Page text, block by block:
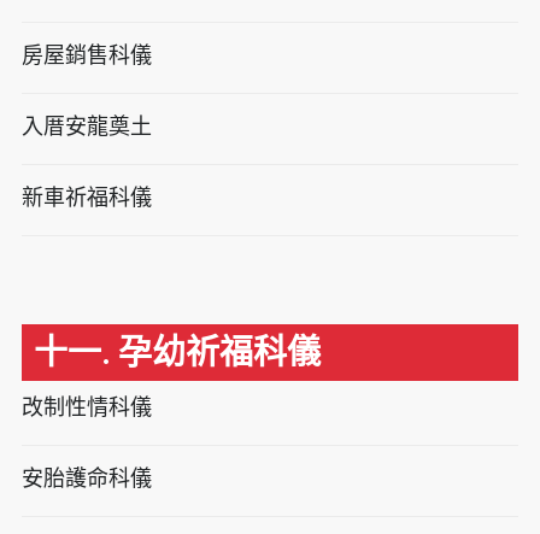
房屋銷售科儀
入厝安龍奠土
新車祈福科儀
十一. 孕幼祈福科儀
改制性情科儀
安胎護命科儀